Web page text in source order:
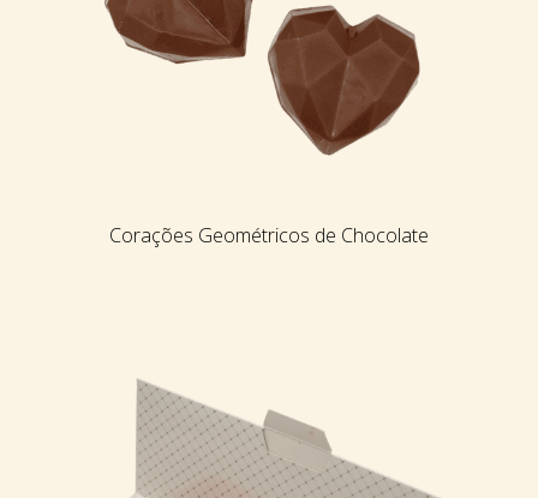
Corações Geométricos de Chocolate